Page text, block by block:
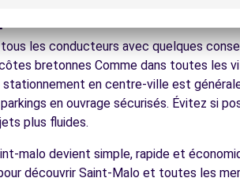
conduire à
les conducteurs avec quelques
bretonnes Comme dans toutes les
en centre-ville est
en ouvrage sécurisés. Évitez si
plus fluides.
malo devient simple, rapide et
découvrir Saint-Malo et toutes les